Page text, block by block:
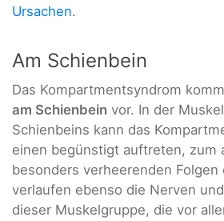
Ursachen.
Am Schienbein
Das Kompartmentsyndrom
am Schienbein vor. In der
Schienbeins kann das
einen begünstigt auftreten, zum
besonders verheerenden
verlaufen ebenso die Nerven
dieser Muskelgruppe, die vor